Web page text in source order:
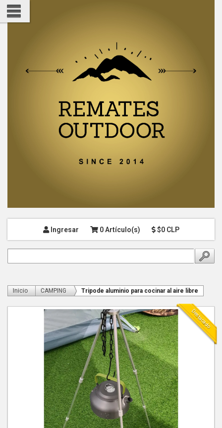
Ingresar 0 Artículo(s) $0 CLP
Inicio CAMPING Tripode aluminio para cocinar al aire libre
Destacado